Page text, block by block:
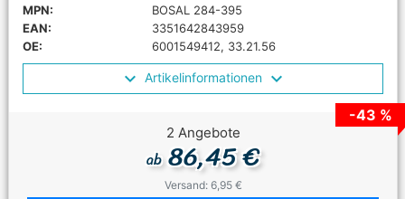
MPN:
BOSAL 284-395
EAN:
3351642843959
OE:
6001549412, 33.21.56
Artikelinformationen
-43 %
2 Angebote
ab86,45 €
Versand: 6,95 €